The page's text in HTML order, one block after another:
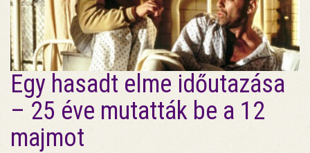
Egy hasadt elme időutazása
– 25 éve mutatták be a 12
majmot